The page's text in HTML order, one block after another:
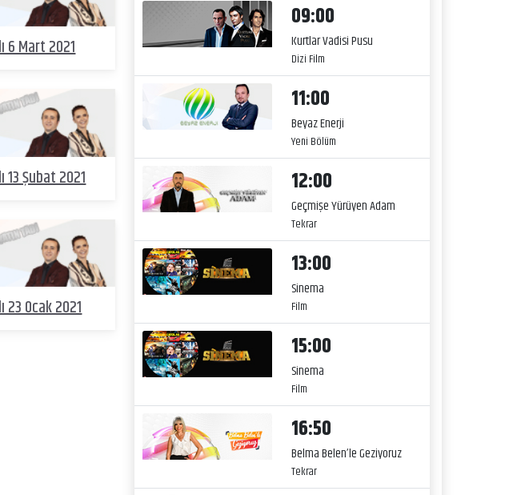
6 Mart 2021
13 Şubat 2021
23 Ocak 2021
09:00
Kurtlar Vadisi Pusu
Dizi Film
11:00
Beyaz Enerji
Yeni Bölüm
12:00
Geçmişe Yürüyen Adam
Tekrar
13:00
Sinema
Film
15:00
Sinema
Film
16:50
Belma Belen’le Geziyoruz
Tekrar